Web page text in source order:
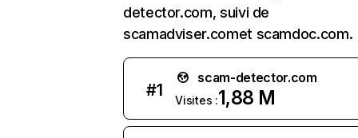
detector.com, suivi de
scamadviser.comet scamdoc.com.
#1
scam-detector.com
Visites :1,88 M